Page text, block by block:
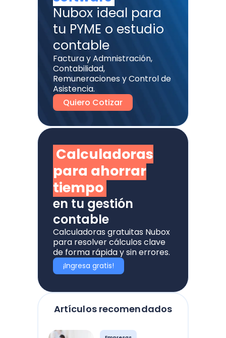
Artículos recomendados
Calculadoras
para ahorrar
tiempo
en tu gestión
contable
Calculadoras gratuitas Nubox
para resolver cálculos clave
de forma rápida y sin errores.
¡Ingresa gratis!
Nubox ideal para
tu PYME o estudio
contable
Factura y Admnistración,
Contabilidad,
Remuneraciones y Control de
Asistencia.
Quiero Cotizar